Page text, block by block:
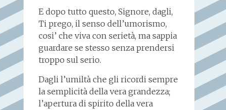
E dopo tutto questo, Signore, dagli,
Ti prego, il senso dell’umorismo,
cosi’ che viva con serietà, ma sappia
guardare se stesso senza prendersi
troppo sul serio.
Dagli l’umiltà che gli ricordi sempre
la semplicità della vera grandezza;
l’apertura di spirito della vera